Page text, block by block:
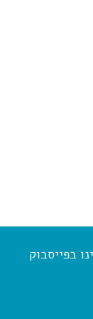
בפייסבוק